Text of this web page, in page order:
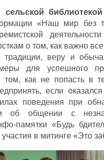
сельской библиотекой
«Наш мир без
о том, как важно
традиции, веру и
для успешного
том, как не попасть в
если
поведения при
об общении с
памятки «Будь
в митинге «Это